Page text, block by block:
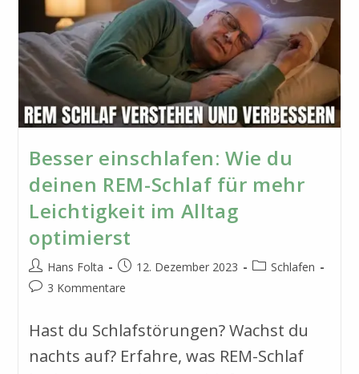
Besser einschlafen: Wie du
deinen REM-Schlaf für mehr
Leichtigkeit im Alltag
optimierst
Beitrags-
Autor:
Hans Folta
Beitrag
veröffentlicht:
12. Dezember 2023
Beitrags-
Schlafen
Beitrags-
3 Kommentare
Hast du Schlafstörungen? Wachst du
nachts auf? Erfahre, was REM-Schlaf